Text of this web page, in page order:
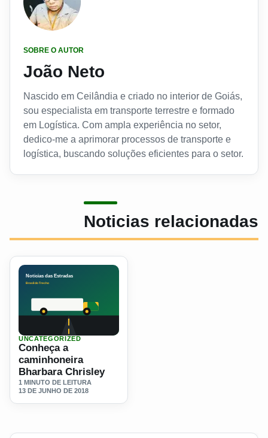
SOBRE O AUTOR
João Neto
Nascido em Ceilândia e criado no interior de Goiás,
sou especialista em transporte terrestre e formado
em Logística. Com ampla experiência no setor,
dedico-me a aprimorar processos de transporte e
logística, buscando soluções eficientes para o setor.
Noticias relacionadas
Ler materia: Conheça a caminhoneira Bharbara Chrisley
UNCATEGORIZED
Conheça a
caminhoneira
Bharbara Chrisley
1 MINUTO DE LEITURA
13 DE JUNHO DE 2018